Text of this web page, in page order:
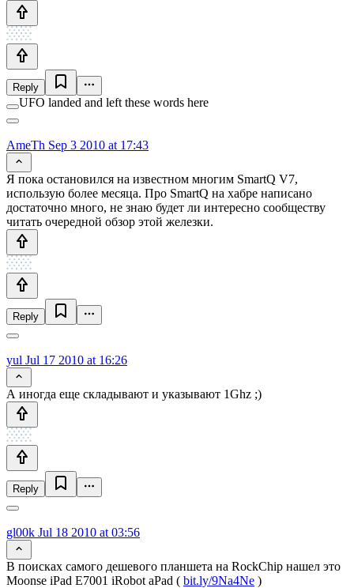
Reply
UFO landed and left these words here
AmeTh Sep 3 2010 at 17:43
Я пока остановился на известном многим SmartQ V7,
использую более месяца. Про SmartQ на хабре написано
достаточно много, не знаю будет ли интересно сообществу
читать очередной обзор этой железки.
Reply
yul Jul 17 2010 at 16:26
А иногда еще складывают и указывают 1Ghz ;)
Reply
gl00k Jul 18 2010 at 03:56
В поисках самого дешевого планшета на RockChip нашел это
Moonse iPad E7001 iRobot aPad ( bit.ly/9Na4Ne )